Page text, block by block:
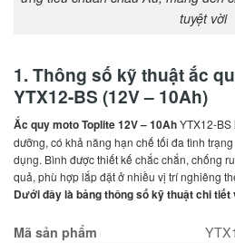
tuyệt vời
1. Thông số kỹ thuật ắc
YTX12-BS (12V – 10Ah)
Ắc quy moto Toplite 12V – 10AhYTX12-BS
dưỡng, có khả năng hạn chế tối đa tình
dụng. Bình được thiết kế chắc chắn, chống
quả, phù hợp lắp đặt ở nhiều vị trí nghiêng
Dưới đây là bảng thông số kỹ thuật chi tiết
Mã sản phẩm